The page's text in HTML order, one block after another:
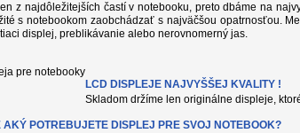
z najdôležitejších častí v notebooku, preto dbáme na
s notebookom zaobchádzať s najväčšou opatrnosťou.
displej, preblikávanie alebo nerovnomerný jas.
LCD DISPLEJE NAJVYŠŠEJ KVALITY !
Skladom držíme len originálne displeje,
AKÝ POTREBUJETE DISPLEJ PRE SVOJ NOTEBOOK?